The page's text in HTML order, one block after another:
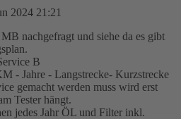
2024 21:21
nachgefragt und siehe da es gibt
B
- Jahre - Langstrecke- Kurzstrecke
gemacht werden muss wird erst
Tester hängt.
jedes Jahr ÖL und Filter inkl.